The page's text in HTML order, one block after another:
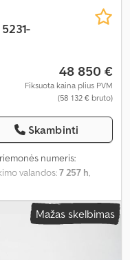
48 850 €
Fiksuota kaina plius PVM
(58 132 € bruto)
Skambinti
numeris:
valandos:7 257 h,
tipas:triplex,
įtampa: 80 V, šakių laikiklio
svoris:
Mažas skelbimas